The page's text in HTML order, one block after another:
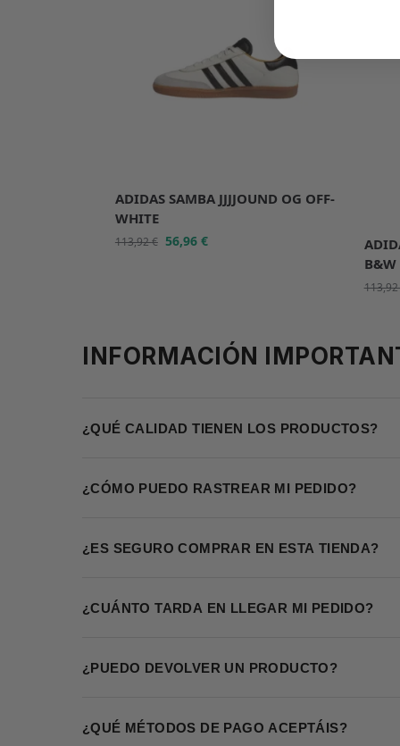
ADIDAS SAMBA JJJJOUND OG OFF-
WHITE
113,92€ 56,96 €
B&W
113,92
INFORMACIÓN
¿QUÉ CALIDAD TIENEN LOS PRODUCTOS?
¿CÓMO PUEDO RASTREAR MI PEDIDO?
¿ES SEGURO COMPRAR EN ESTA TIENDA?
¿CUÁNTO TARDA EN LLEGAR MI PEDIDO?
¿PUEDO DEVOLVER UN PRODUCTO?
¿QUÉ MÉTODOS DE PAGO ACEPTÁIS?